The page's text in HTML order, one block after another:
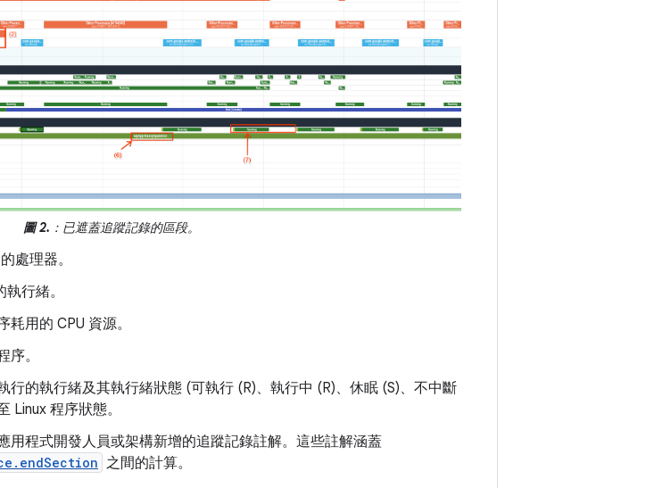
圖 2. ：已遮蓋追蹤記錄的區段。
處理器。
行緒。
耗用的 CPU 資源。
序。
行的執行緒及其執行緒狀態 (可執行 (R)、執行中 (R)、休眠 (S)、不中斷
Linux 程序狀態。
用程式開發人員或架構新增的追蹤記錄註解。這些註解涵蓋
之間的計算。